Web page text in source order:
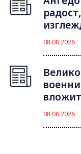
08.08.2026
08.08.2026